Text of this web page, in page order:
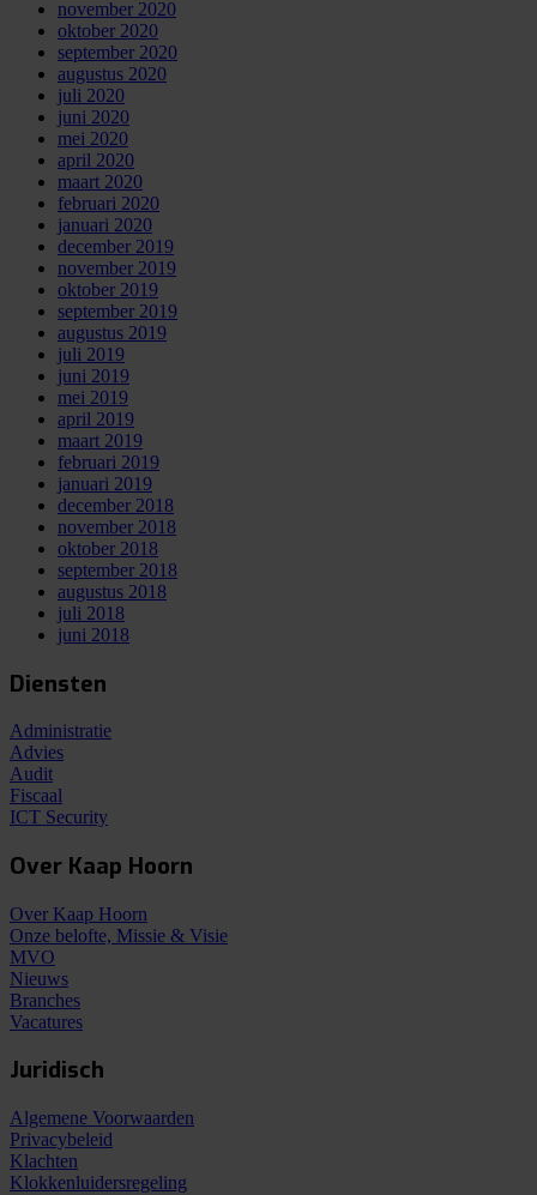
november 2020
oktober 2020
september 2020
augustus 2020
juli 2020
juni 2020
mei 2020
april 2020
maart 2020
februari 2020
januari 2020
december 2019
november 2019
oktober 2019
september 2019
augustus 2019
juli 2019
juni 2019
mei 2019
april 2019
maart 2019
februari 2019
januari 2019
december 2018
november 2018
oktober 2018
september 2018
augustus 2018
juli 2018
juni 2018
Diensten
Administratie
Advies
Audit
Fiscaal
ICT Security
Over Kaap Hoorn
Over Kaap Hoorn
Onze belofte, Missie & Visie
MVO
Nieuws
Branches
Vacatures
Juridisch
Algemene Voorwaarden
Privacybeleid
Klachten
Klokkenluidersregeling